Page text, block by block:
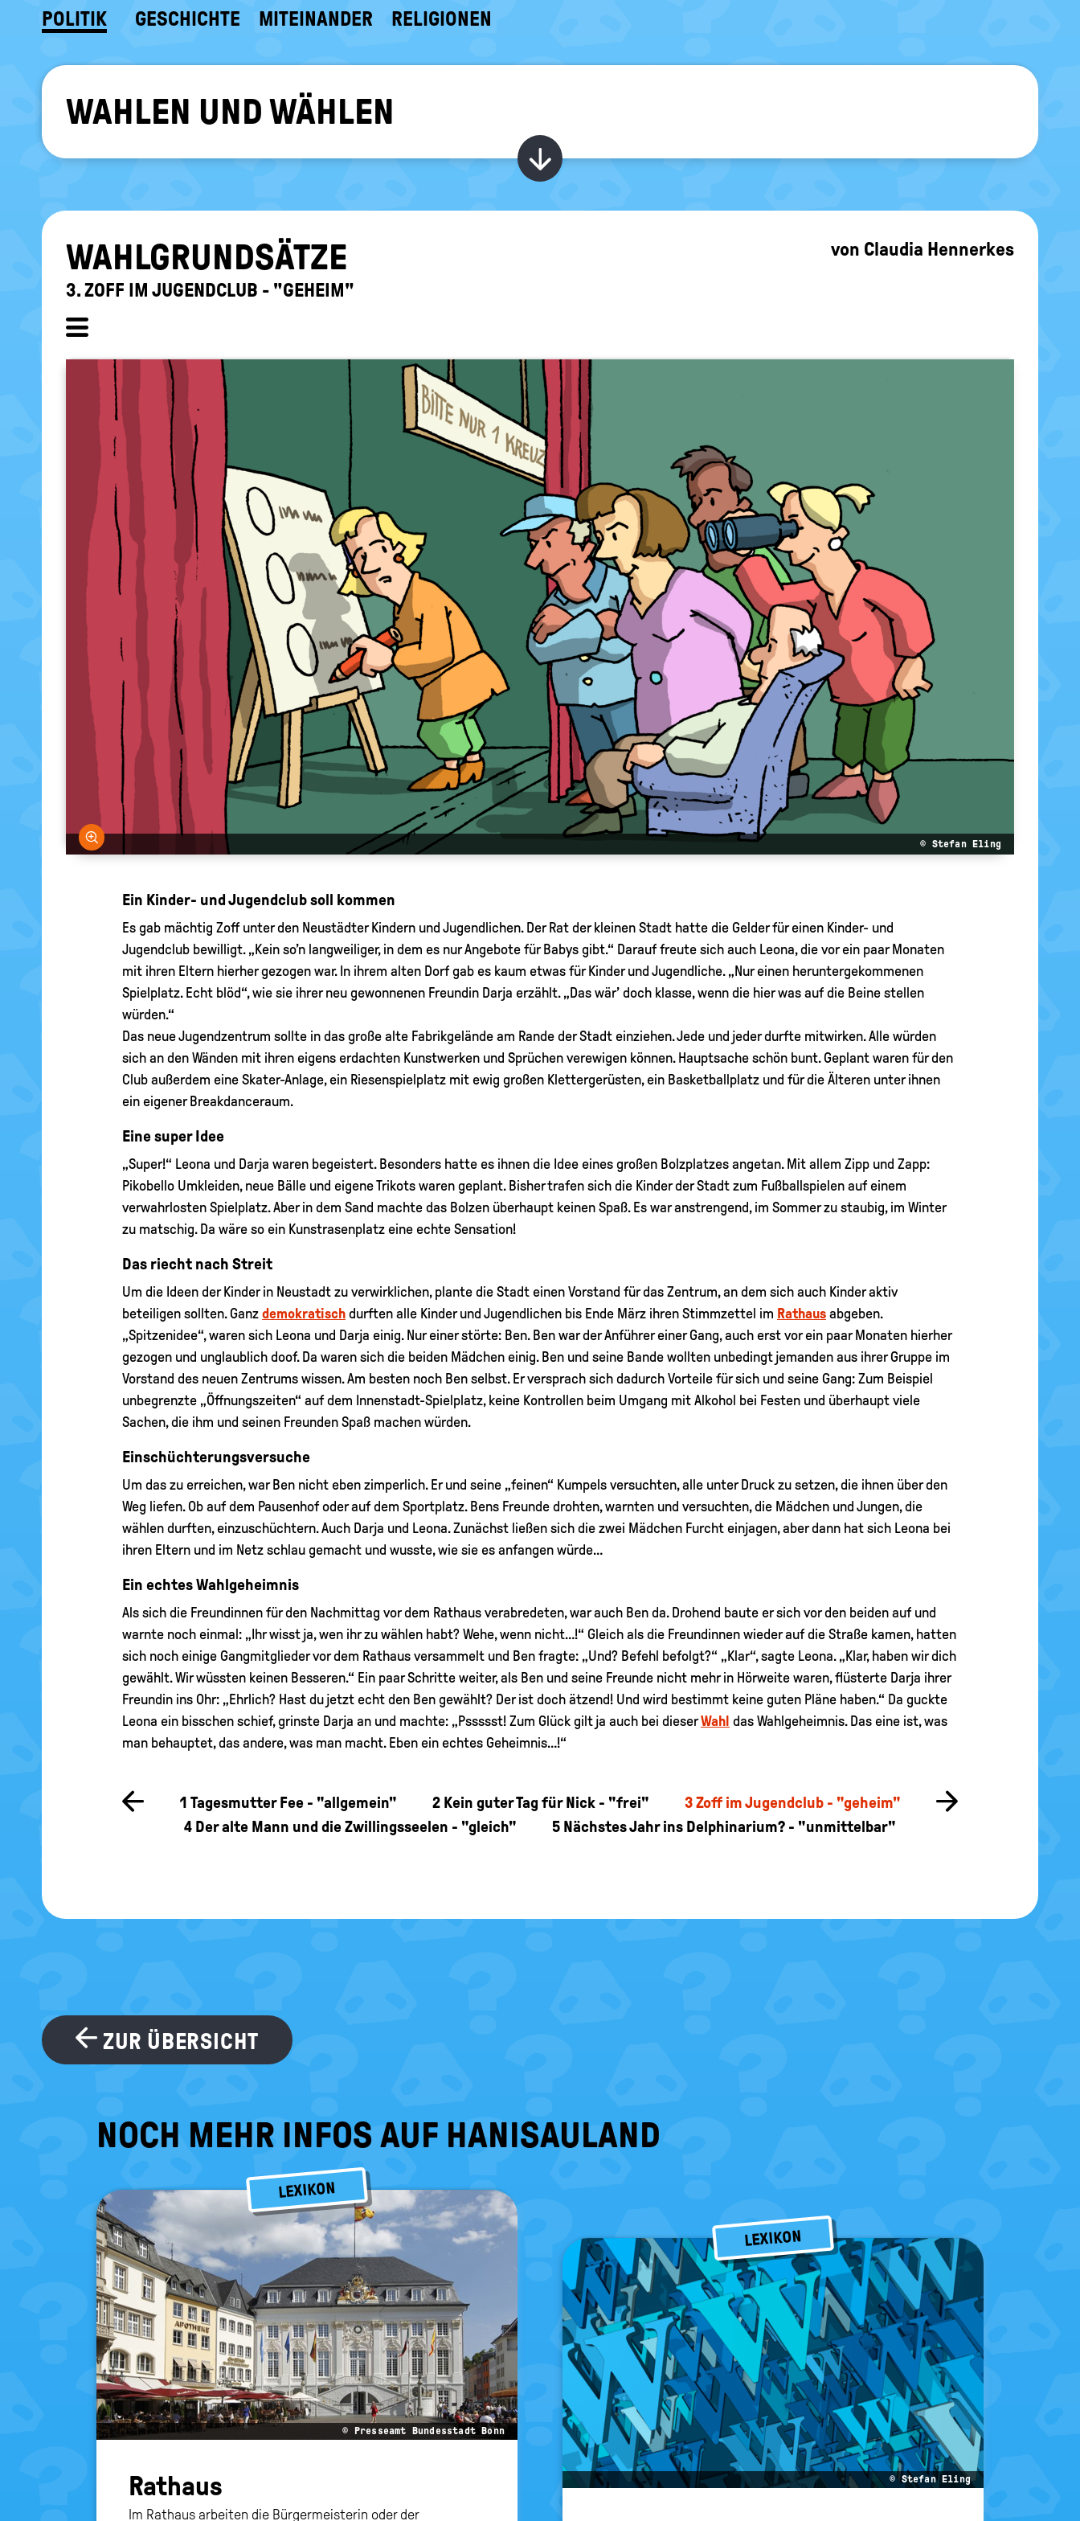
POLITIK GESCHICHTE MITEINANDER RELIGIONEN
WAHLEN UND WÄHLEN
Kapitel ein-/ ausblenden
WAHL­GRUND­SÄT­ZE
3. ZOFF IM JU­GEND­CLUB - "GE­HEIM"
von Claudia Hennerkes
ein-/
ausblenden
Bild vergrößern
© Stefan Eling
Ein Kinder- und Jugendclub soll kommen
Es gab mächtig Zoff unter den Neustädter Kindern und Jugendlichen. Der Rat der kleinen Stadt hatte die Gelder für einen Kinder- und
Jugendclub bewilligt. „Kein so’n langweiliger, in dem es nur Angebote für Babys gibt.“ Darauf freute sich auch Leona, die vor ein paar Monaten
mit ihren Eltern hierher gezogen war. In ihrem alten Dorf gab es kaum etwas für Kinder und Jugendliche. „Nur einen heruntergekommenen
Spielplatz. Echt blöd“, wie sie ihrer neu gewonnenen Freundin Darja erzählt. „Das wär’ doch klasse, wenn die hier was auf die Beine stellen
würden.“
Das neue Jugendzentrum sollte in das große alte Fabrikgelände am Rande der Stadt einziehen. Jede und jeder durfte mitwirken. Alle würden
sich an den Wänden mit ihren eigens erdachten Kunstwerken und Sprüchen verewigen können. Hauptsache schön bunt. Geplant waren für den
Club außerdem eine Skater-Anlage, ein Riesenspielplatz mit ewig großen Klettergerüsten, ein Basketballplatz und für die Älteren unter ihnen
ein eigener Breakdanceraum.
Eine super Idee
„Super!“ Leona und Darja waren begeistert. Besonders hatte es ihnen die Idee eines großen Bolzplatzes angetan. Mit allem Zipp und Zapp:
Pikobello Umkleiden, neue Bälle und eigene Trikots waren geplant. Bisher trafen sich die Kinder der Stadt zum Fußballspielen auf einem
verwahrlosten Spielplatz. Aber in dem Sand machte das Bolzen überhaupt keinen Spaß. Es war anstrengend, im Sommer zu staubig, im Winter
zu matschig. Da wäre so ein Kunstrasenplatz eine echte Sensation!
Das riecht nach Streit
Um die Ideen der Kinder in Neustadt zu verwirklichen, plante die Stadt einen Vorstand für das Zentrum, an dem sich auch Kinder aktiv
beteiligen sollten. Ganz demokratisch durften alle Kinder und Jugendlichen bis Ende März ihren Stimmzettel im Rathaus abgeben.
„Spitzenidee“, waren sich Leona und Darja einig. Nur einer störte: Ben. Ben war der Anführer einer Gang, auch erst vor ein paar Monaten hierher
gezogen und unglaublich doof. Da waren sich die beiden Mädchen einig. Ben und seine Bande wollten unbedingt jemanden aus ihrer Gruppe im
Vorstand des neuen Zentrums wissen. Am besten noch Ben selbst. Er versprach sich dadurch Vorteile für sich und seine Gang: Zum Beispiel
unbegrenzte „Öffnungszeiten“ auf dem Innenstadt-Spielplatz, keine Kontrollen beim Umgang mit Alkohol bei Festen und überhaupt viele
Sachen, die ihm und seinen Freunden Spaß machen würden.
Einschüchterungsversuche
Um das zu erreichen, war Ben nicht eben zimperlich. Er und seine „feinen“ Kumpels versuchten, alle unter Druck zu setzen, die ihnen über den
Weg liefen. Ob auf dem Pausenhof oder auf dem Sportplatz. Bens Freunde drohten, warnten und versuchten, die Mädchen und Jungen, die
wählen durften, einzuschüchtern. Auch Darja und Leona. Zunächst ließen sich die zwei Mädchen Furcht einjagen, aber dann hat sich Leona bei
ihren Eltern und im Netz schlau gemacht und wusste, wie sie es anfangen würde…
Ein echtes Wahlgeheimnis
Als sich die Freundinnen für den Nachmittag vor dem Rathaus verabredeten, war auch Ben da. Drohend baute er sich vor den beiden auf und
warnte noch einmal: „Ihr wisst ja, wen ihr zu wählen habt? Wehe, wenn nicht…!“ Gleich als die Freundinnen wieder auf die Straße kamen, hatten
sich noch einige Gangmitglieder vor dem Rathaus versammelt und Ben fragte: „Und? Befehl befolgt?“ „Klar“, sagte Leona. „Klar, haben wir dich
gewählt. Wir wüssten keinen Besseren.“ Ein paar Schritte weiter, als Ben und seine Freunde nicht mehr in Hörweite waren, flüsterte Darja ihrer
Freundin ins Ohr: „Ehrlich? Hast du jetzt echt den Ben gewählt? Der ist doch ätzend! Und wird bestimmt keine guten Pläne haben.“ Da guckte
Leona ein bisschen schief, grinste Darja an und machte: „Pssssst! Zum Glück gilt ja auch bei dieserWahl das Wahlgeheimnis. Das eine ist, was
man behauptet, das andere, was man macht. Eben ein echtes Geheimnis…!“
vorherigen
Tagesmutter Fee - "allgemein" 2 Kein guter Tag für Nick - "frei" 3Zoff im Jugendclub - "geheim"
Der alte Mann und die Zwillingsseelen - "gleich" Nächstes Jahr ins Delphinarium? - "unmittelbar"
ZUR ÜBERSICHT
NOCH MEHR INFOS AUF HANISAULAND
LEXIKON
© Presseamt Bundesstadt Bonn
Rat­haus
Im Rathaus arbeiten die Bürgermeisterin oder der
LEXIKON
© Stefan Eling